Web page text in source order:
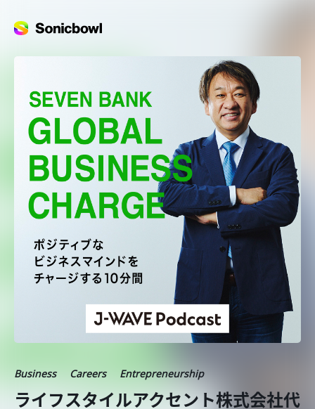
Business Careers Entrepreneurship
ライフスタイルアクセント株式会社代